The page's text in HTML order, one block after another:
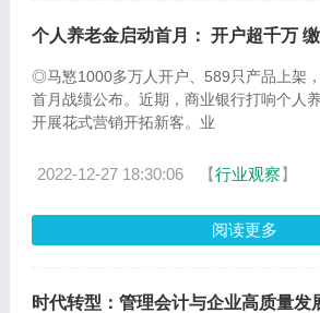
个人养老金启动首月： 开户超千万
◎马慜1000多万人开户、589只产品上架
首月战绩公布。近期，商业银行打响个人
开展花式营销开拓新客。业
2022-12-27 18:30:06 【行业观察】
阅读更多
时代转型：管理会计与企业高质量发